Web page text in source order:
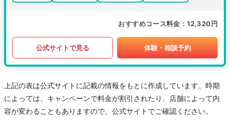
おすすめコース料金 12,320円
公式サイトで見る 体験・相談予約
上記の表は公式サイトに記載の情報をもとに作成しています。時期
によっては、キャンペーンで料金が割引されたり、店舗によって内
容が変わることもありますので、公式サイトでご確認ください。